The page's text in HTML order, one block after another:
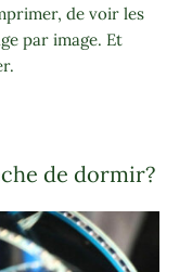
de voir les
par image. Et
de dormir?